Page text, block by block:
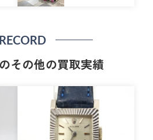
RECORD
その他の買取実績